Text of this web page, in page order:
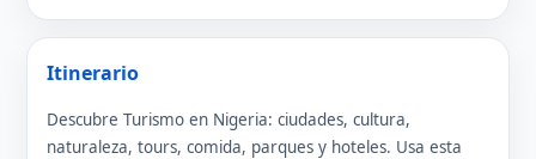
Itinerario
Descubre Turismo en Nigeria: ciudades, cultura,
naturaleza, tours, comida, parques y hoteles. Usa esta